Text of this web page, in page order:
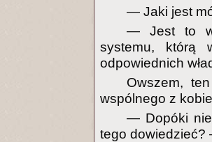
— Jaki jest
— Jest to
systemu, którą
odpowiednich
Owszem,
wspólnego z
— Dopóki nie
tego dowiedzieć?